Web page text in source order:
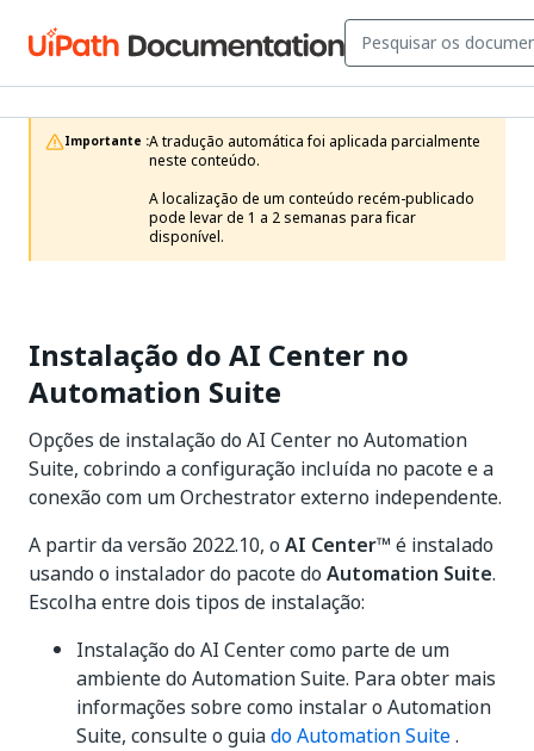
Importante :A tradução automática foi aplicada parcialmente
neste conteúdo.
A localização de um conteúdo recém-publicado
pode levar de 1 a 2 semanas para ficar
disponível.
Instalação do AI Center no
Automation Suite
Opções de instalação do AI Center no Automation
Suite, cobrindo a configuração incluída no pacote e a
conexão com um Orchestrator externo independente.
A partir da versão 2022.10, o AI Center™ é instalado
usando o instalador do pacote do Automation Suite.
Escolha entre dois tipos de instalação:
Instalação do AI Center como parte de um
ambiente do Automation Suite. Para obter mais
informações sobre como instalar o Automation
Suite, consulte o guiado Automation Suite.